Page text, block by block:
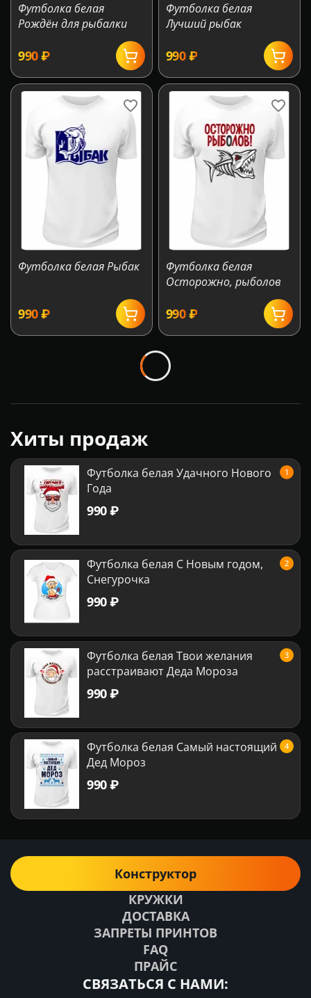
Футболка белая
Рождён для рыбалки
‍990‍₽
Футболка белая
Лучший рыбак
‍990‍₽
Футболка белая Рыбак
‍990‍₽
Футболка белая
Осторожно, рыболов
‍990‍₽
Хиты продаж
1
Футболка белая Удачного Нового
Года
‍990‍₽
2
Футболка белая С Новым годом,
Снегурочка
‍990‍₽
3
Футболка белая Твои желания
расстраивают Деда Мороза
‍990‍₽
4
Футболка белая Самый настоящий
Дед Мороз
‍990‍₽
СВЯЗАТЬСЯ С НАМИ:
КРУЖКИ
ДОСТАВКА
ЗАПРЕТЫ ПРИНТОВ
FAQ
ПРАЙС
Конструктор